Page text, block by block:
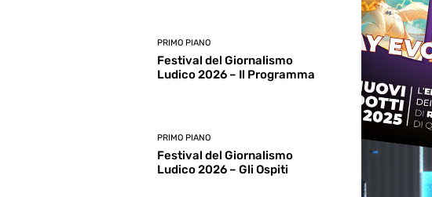
PRIMO PIANO
Festival del Giornalismo
Ludico 2026 – Il Programma
PRIMO PIANO
Festival del Giornalismo
Ludico 2026 – Gli Ospiti